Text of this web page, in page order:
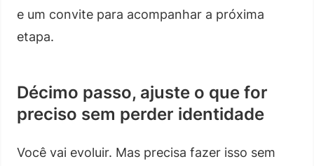
e um convite para acompanhar a próxima
etapa.
Décimo passo, ajuste o que for
preciso sem perder identidade
Você vai evoluir. Mas precisa fazer isso sem